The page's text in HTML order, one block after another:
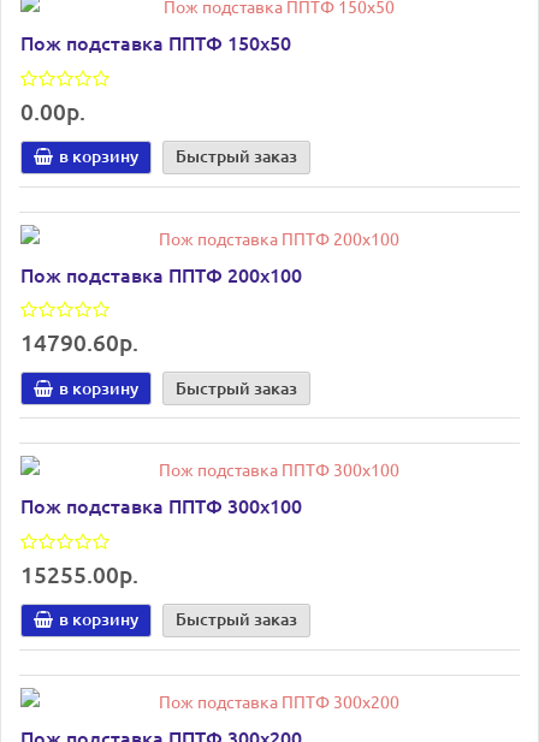
Пож подставка ППТФ 150х50
0.00р.
в корзину Быстрый заказ
Пож подставка ППТФ 200х100
14790.60р.
в корзину Быстрый заказ
Пож подставка ППТФ 300х100
15255.00р.
в корзину Быстрый заказ
Пож подставка ППТФ 300х200